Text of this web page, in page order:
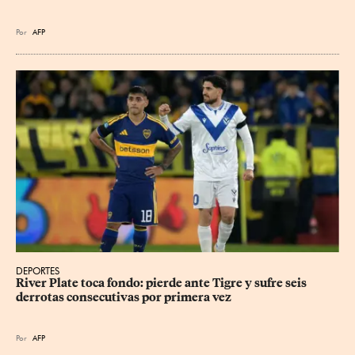
Por AFP
DEPORTES
River Plate toca fondo: pierde ante Tigre y sufre seis
derrotas consecutivas por primera vez
Por AFP